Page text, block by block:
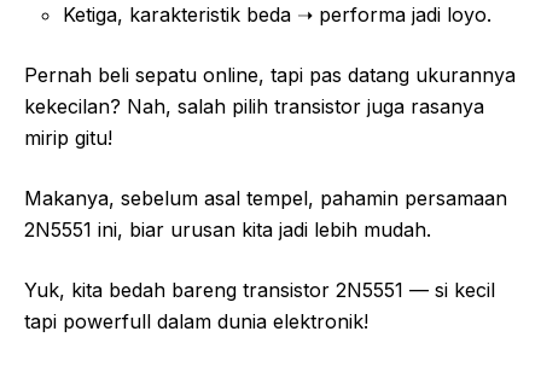
Ketiga, karakteristik beda ➝ performa jadi loyo.
Pernah beli sepatu online, tapi pas datang ukurannya
kekecilan? Nah, salah pilih transistor juga rasanya
mirip gitu!
Makanya, sebelum asal tempel, pahamin persamaan
2N5551 ini, biar urusan kita jadi lebih mudah.
Yuk, kita bedah bareng transistor 2N5551 — si kecil
tapi powerfull dalam dunia elektronik!